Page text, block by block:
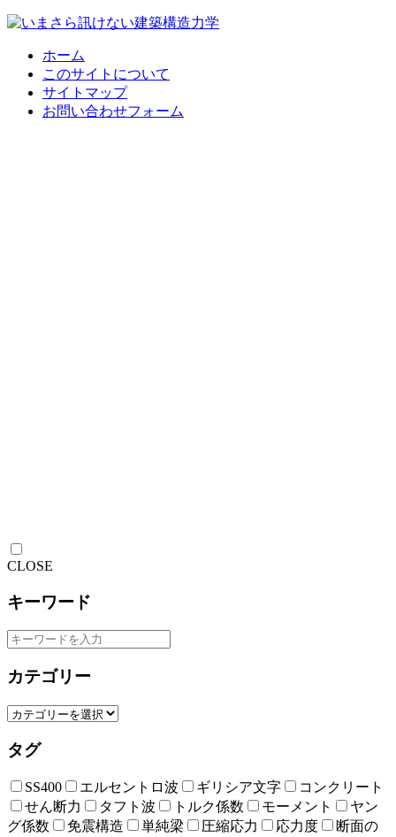
ホーム
このサイトについて
サイトマップ
お問い合わせフォーム
CLOSE
キーワード
カテゴリー
タグ
SS400 エルセントロ波 ギリシア文字
コンクリート
せん断力
タフト波 トルク係数 モーメント
ヤン
グ係数
免震構造 単純梁 圧縮応力 応力度
断面の